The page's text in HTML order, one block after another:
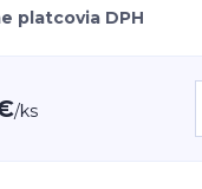
platcovia DPH
/ks